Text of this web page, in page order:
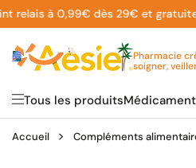
Aller
au
contenu
à 0,99€ dès 29€ et gratuite
Pharmacie
soigner,
Tous les produits
Accueil Compléments